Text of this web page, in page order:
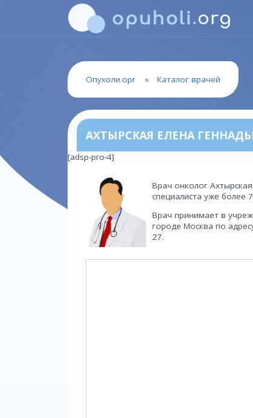
Опухоли.орг » Каталог врачей
АХТЫРСКАЯ ЕЛЕНА
[adsp-pro-4]
Врач онколог
специалиста уже более
Врач принимает в
городе Москва по
27.